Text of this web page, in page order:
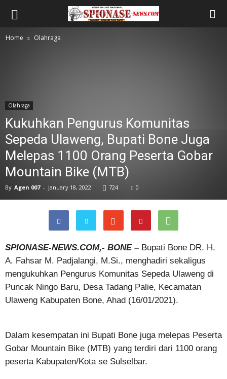
Home Olahraga
Olahraga
Kukuhkan Pengurus Komunitas
Sepeda Ulaweng, Bupati Bone Juga
Melepas 1100 Orang Peserta Gobar
Mountain Bike (MTB)
By Agen 007 - January 18, 2022 724 0
SPIONASE-NEWS.COM,- BONE – Bupati Bone DR. H.
A. Fahsar M. Padjalangi, M.Si., menghadiri sekaligus
mengukuhkan Pengurus Komunitas Sepeda Ulaweng di
Puncak Ningo Baru, Desa Tadang Palie, Kecamatan
Ulaweng Kabupaten Bone, Ahad (16/01/2021).
Dalam kesempatan ini Bupati Bone juga melepas Peserta
Gobar Mountain Bike (MTB) yang terdiri dari 1100 orang
peserta Kabupaten/Kota se Sulselbar.